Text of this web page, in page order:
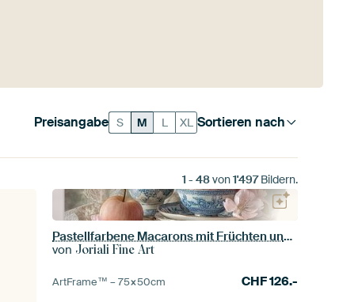
Sortieren nach
Preisangabe S M L XL
1 - 48von1'497Bildern.
Pastellfarbene Macarons mit Früchten und Blumen – Elegantes Dessert-Stillleben
von Joriali Fine Art
ArtFrame™ –75×50cm CHF126.-